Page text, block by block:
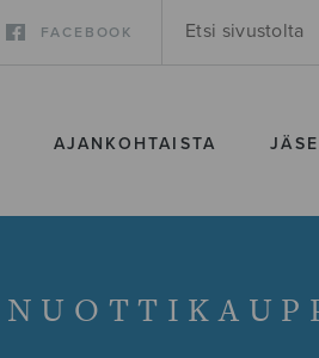
FACEBOOK
AJANKOHTAISTA